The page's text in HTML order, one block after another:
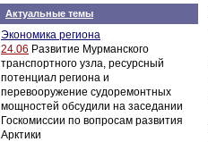
Актуальные темы
Экономика региона
24.06 Развитие Мурманского
транспортного узла, ресурсный
потенциал региона и
перевооружение судоремонтных
мощностей обсудили на заседании
Госкомиссии по вопросам развития
Арктики